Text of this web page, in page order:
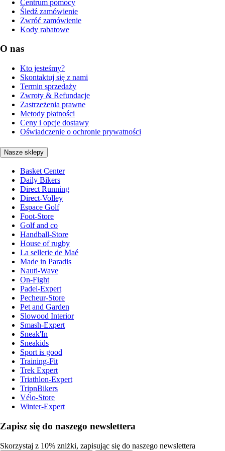
Centrum pomocy
Śledź zamówienie
Zwróć zamówienie
Kody rabatowe
O nas
Kto jesteśmy?
Skontaktuj się z nami
Termin sprzedaży
Zwroty & Refundacje
Zastrzeżenia prawne
Metody płatności
Ceny i opcje dostawy
Oświadczenie o ochronie prywatności
Nasze sklepy
Basket Center
Daily Bikers
Direct Running
Direct-Volley
Espace Golf
Foot-Store
Golf and co
Handball-Store
House of rugby
La sellerie de Maé
Made in Paradis
Nauti-Wave
On-Fight
Padel-Expert
Pecheur-Store
Pet and Garden
Slowood Interior
Smash-Expert
Sneak'In
Sneakids
Sport is good
Training-Fit
Trek Expert
Triathlon-Expert
TripnBikers
Vélo-Store
Winter-Expert
Zapisz się do naszego newslettera
Skorzystaj z 10% zniżki, zapisując się do naszego newslettera